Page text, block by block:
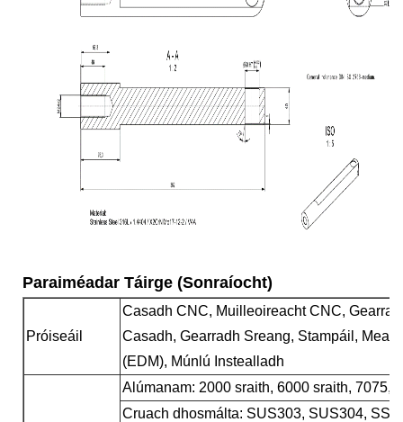
Paraiméadar Táirge (Sonraíocht)
Próiseáil
Casadh CNC, Muilleoireacht CNC,
Casadh, Gearradh Sreang, Stampáil,
(EDM), Múnlú Instealladh
Alúmanam: 2000 sraith, 6000 sraith, 7075,
Cruach dhosmálta: SUS303, SUS304,